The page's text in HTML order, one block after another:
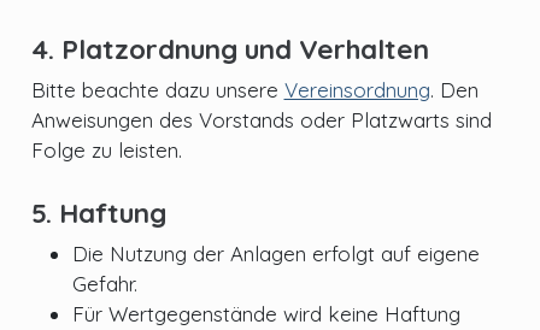
4. Platzordnung und Verhalten
Bitte beachte dazu unsere Vereinsordnung. Den
Anweisungen des Vorstands oder Platzwarts sind
Folge zu leisten.
5. Haftung
Die Nutzung der Anlagen erfolgt auf eigene
Gefahr.
Für Wertgegenstände wird keine Haftung